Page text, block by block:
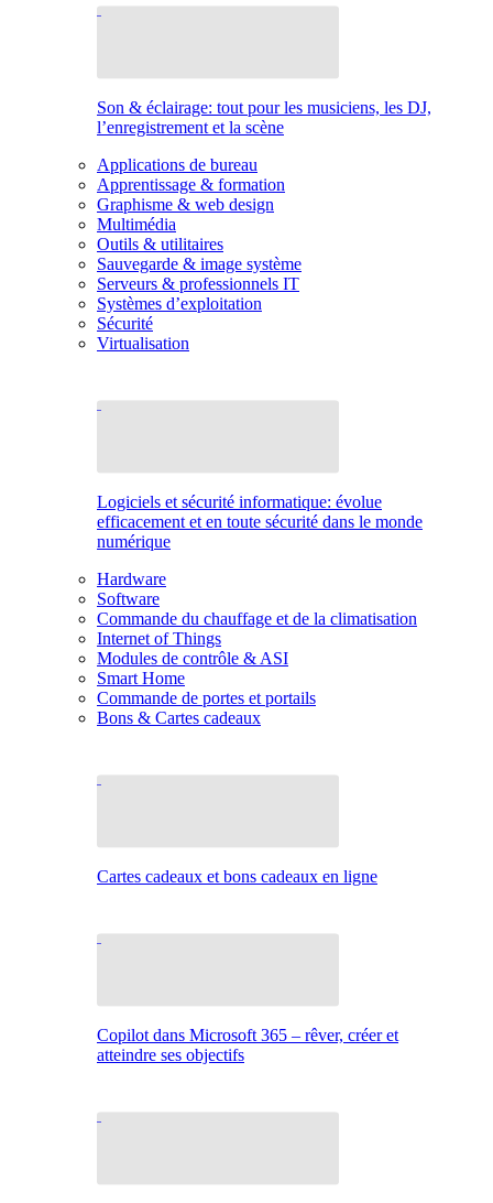
Son & éclairage: tout pour les musiciens, les DJ,
l’enregistrement et la scène
Applications de bureau
Apprentissage & formation
Graphisme & web design
Multimédia
Outils & utilitaires
Sauvegarde & image système
Serveurs & professionnels IT
Systèmes d’exploitation
Sécurité
Virtualisation
Logiciels et sécurité informatique: évolue
efficacement et en toute sécurité dans le monde
numérique
Hardware
Software
Commande du chauffage et de la climatisation
Internet of Things
Modules de contrôle & ASI
Smart Home
Commande de portes et portails
Bons & Cartes cadeaux
Cartes cadeaux et bons cadeaux en ligne
Copilot dans Microsoft 365 – rêver, créer et
atteindre ses objectifs